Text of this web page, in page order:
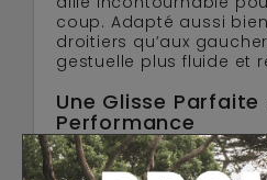
coup. Adapté aussi
droitiers qu’aux
gestuelle plus fluide et
Une Glisse Parfaite
Performance
Fabriqué dans une
de gamme, ce gant